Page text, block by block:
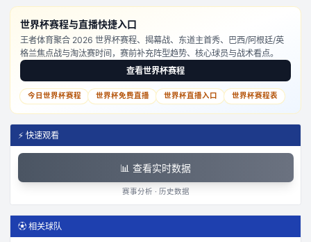
世界杯赛程与直播快捷入口
王者体育聚合 2026 世界杯赛程、揭幕战、东道主首秀、巴西/阿根廷/英
格兰焦点战与淘汰赛时间，赛前补充阵型趋势、核心球员与战术看点。
查看世界杯赛程
今日世界杯赛程 世界杯免费直播 世界杯直播入口 世界杯赛程表
⚡ 快速观看
📊 查看实时数据
赛事分析 · 历史数据
⚽ 相关球队